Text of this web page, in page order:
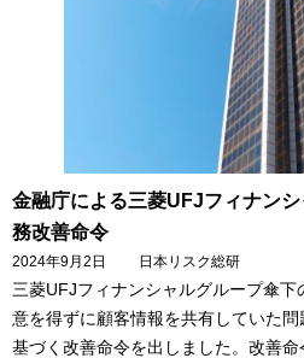
金融庁による三菱UFJフィナン
務改善命令
2024年9月2日 日本リスク総研
三菱UFJフィナンシャルグループ傘
意を得ずに顧客情報を共有していた
基づく改善命令を出しました。改善